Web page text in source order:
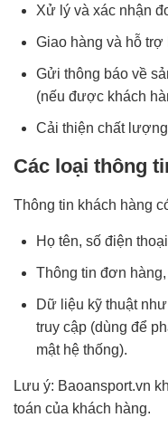
Xử lý và xác nhận
Giao hàng và hỗ trợ
Gửi thông báo về
(nếu được khách
Cải thiện chất
Các loại thông
Thông tin khách hàng
Họ tên, số điện
Thông tin đơn
Dữ liệu kỹ thuật
truy cập (dùng để
mật hệ thống).
Lưu ý: Baoansport.vn
toán của khách hàng.